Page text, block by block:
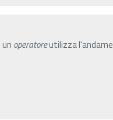
operatoreutilizza